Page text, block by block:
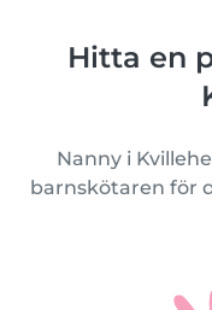
Hitta en
Nanny i
barnskötaren för